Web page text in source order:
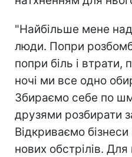
"Найбільше мене
люди. Попри
попри біль і втрати,
ночі ми все одно
Збираємо себе по
друзями розбирати
Відкриваємо
нових обстрілів.